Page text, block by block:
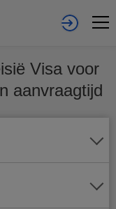
Visa voor
aanvraagtijd